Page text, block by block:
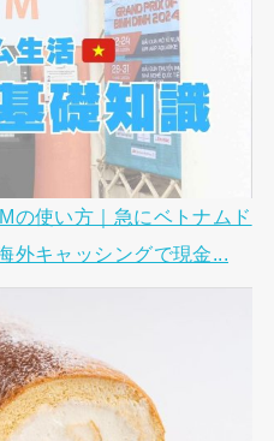
の使い方｜急にベトナムド
外キャッシングで現金...